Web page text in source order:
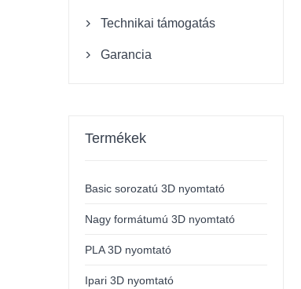
 Technikai támogatás
 Garancia
Termékek
Basic sorozatú 3D nyomtató
Nagy formátumú 3D nyomtató
PLA 3D nyomtató
Ipari 3D nyomtató